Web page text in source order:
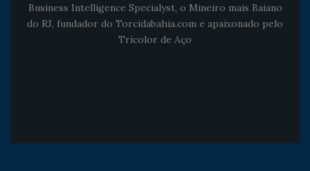
Business Intelligence Specialyst, o Mineiro mais Baiano
do RJ, fundador do Torcidabahia.com e apaixonado pelo
Tricolor de Aço